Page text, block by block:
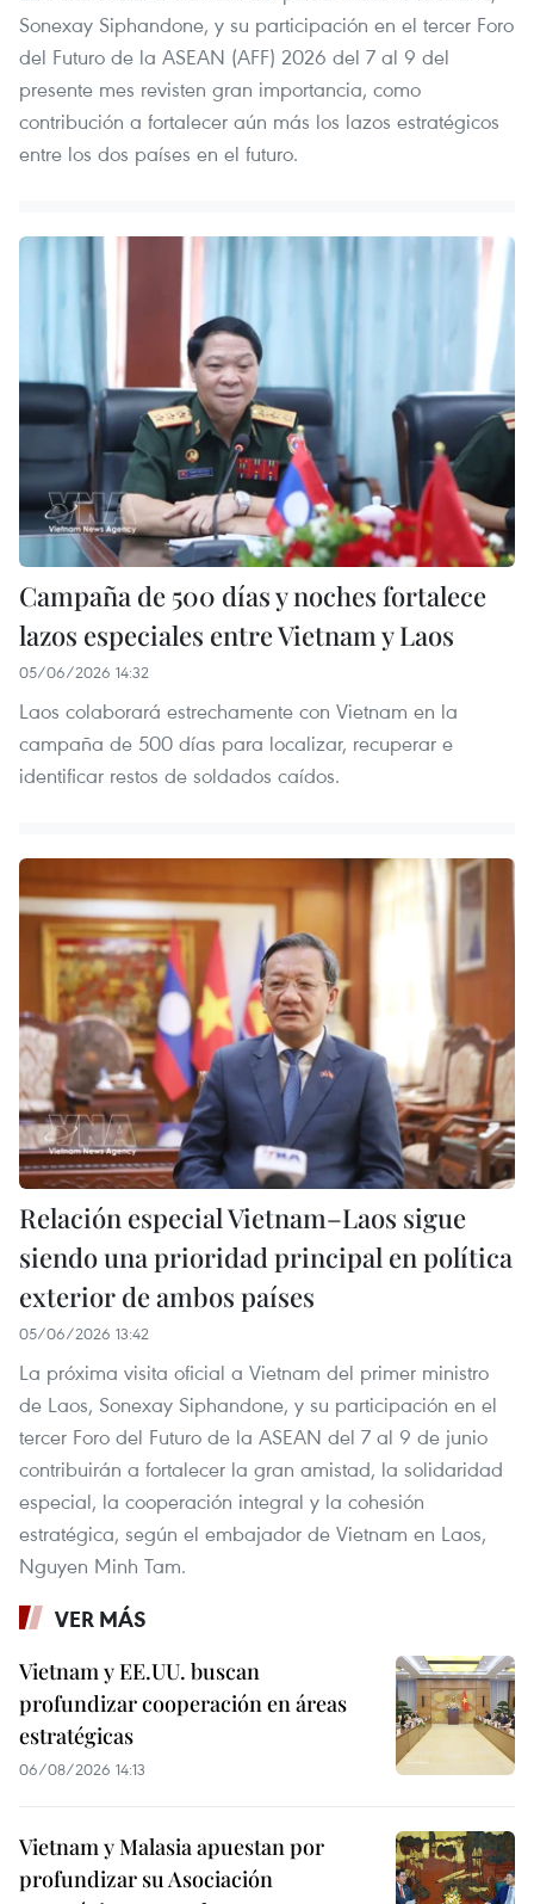
Sonexay Siphandone, y su participación en el tercer Foro
del Futuro de la ASEAN (AFF) 2026 del 7 al 9 del
presente mes revisten gran importancia, como
contribución a fortalecer aún más los lazos estratégicos
entre los dos países en el futuro.
Campaña de 500 días y noches fortalece
lazos especiales entre Vietnam y Laos
05/06/2026 14:32
Laos colaborará estrechamente con Vietnam en la
campaña de 500 días para localizar, recuperar e
identificar restos de soldados caídos.
Relación especial Vietnam–Laos sigue
siendo una prioridad principal en política
exterior de ambos países
05/06/2026 13:42
La próxima visita oficial a Vietnam del primer ministro
de Laos, Sonexay Siphandone, y su participación en el
tercer Foro del Futuro de la ASEAN del 7 al 9 de junio
contribuirán a fortalecer la gran amistad, la solidaridad
especial, la cooperación integral y la cohesión
estratégica, según el embajador de Vietnam en Laos,
Nguyen Minh Tam.
VER MÁS
Vietnam y EE.UU. buscan
profundizar cooperación en áreas
estratégicas
06/08/2026 14:13
Vietnam y Malasia apuestan por
profundizar su Asociación